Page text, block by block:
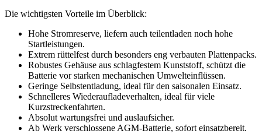
Die wichtigsten Vorteile im Überblick:
Hohe Stromreserve, liefern auch teilentladen noch hohe
Startleistungen.
Extrem rüttelfest durch besonders eng verbauten Plattenpacks.
Robustes Gehäuse aus schlagfestem Kunststoff, schützt die
Batterie vor starken mechanischen Umwelteinflüssen.
Geringe Selbstentladung, ideal für den saisonalen Einsatz.
Schnelleres Wiederaufladeverhalten, ideal für viele
Kurzstreckenfahrten.
Absolut wartungsfrei und auslaufsicher.
Ab Werk verschlossene AGM-Batterie, sofort einsatzbereit.